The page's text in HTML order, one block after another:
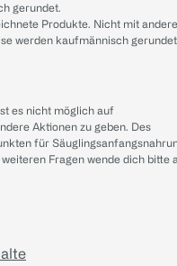
gerundet.
Produkte. Nicht mit
werden kaufmännisch
es nicht möglich auf
Aktionen zu geben. Des
für
weiteren Fragen wende dich bitte